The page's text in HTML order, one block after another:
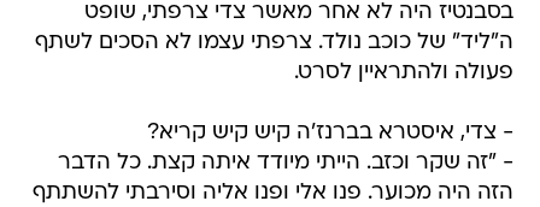
בסבנטיז היה לא אחר מאשר צדי צרפתי, שופט
ה"ליד" של כוכב נולד. צרפתי עצמו לא הסכים לשתף
פעולה ולהתראיין לסרט.
- צדי, איסטרא בברנז'ה קיש קיש קריא?
- "זה שקר וכזב. הייתי מיודד איתה קצת. כל הדבר
הזה היה מכוער. פנו אלי ופנו אליה וסירבתי להשתתף